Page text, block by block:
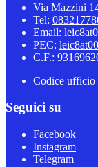
Via Mazzini
Tel:
Email:
PEC:
C.F.:
Codice ufficio
Seguici su
Facebook
Instagram
Telegram